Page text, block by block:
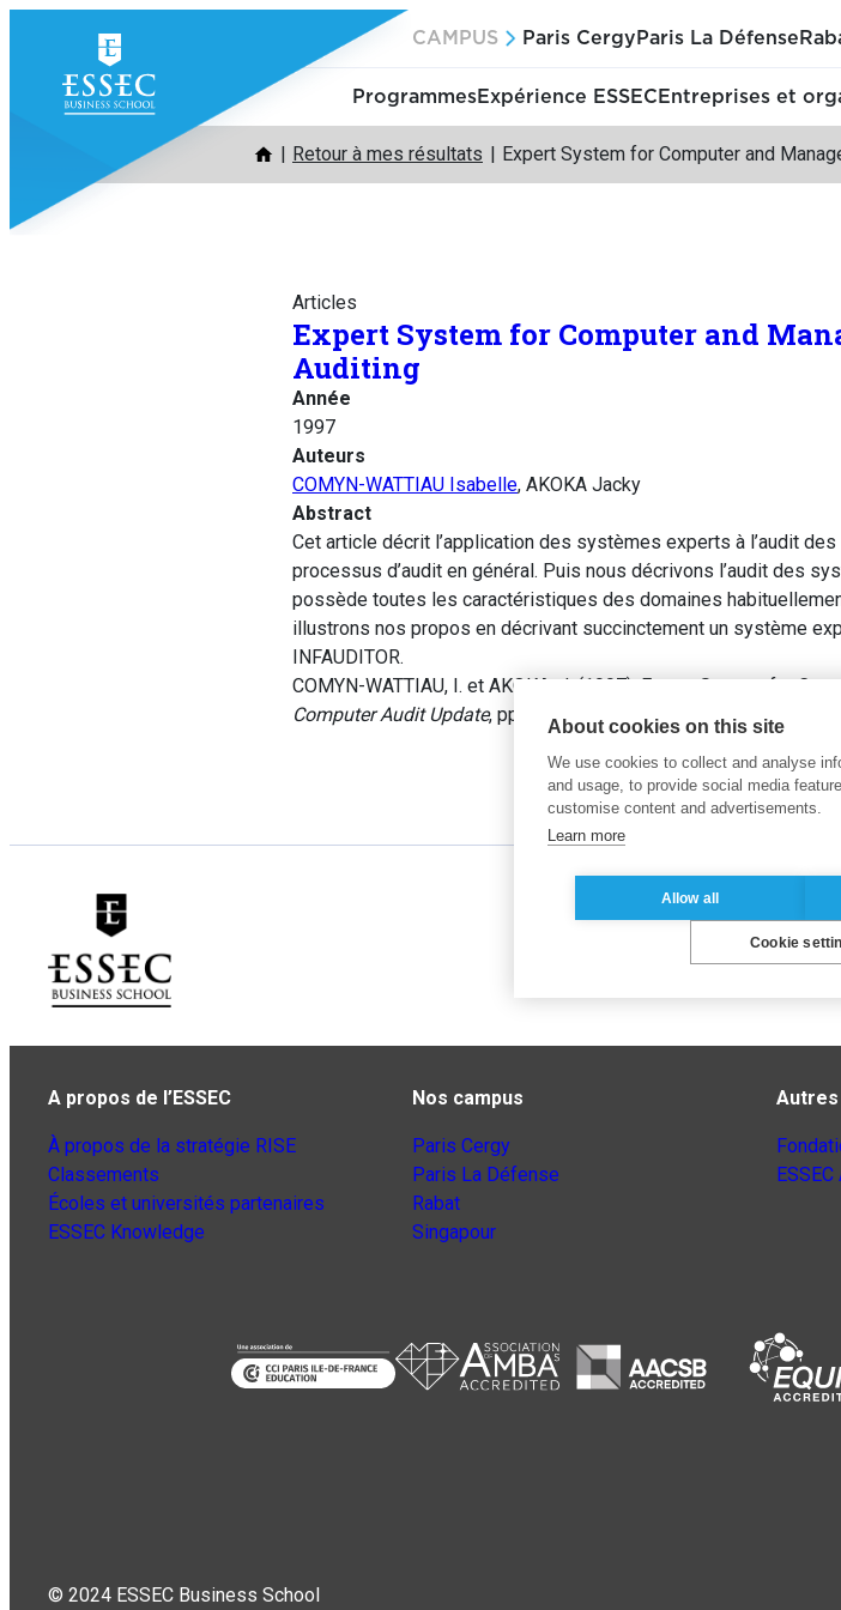
contenu
CAMPUS Paris Cergy Paris La Défense
ProgrammesExpérience ESSEC Entreprises et
Retour à mes résultats Expert System for Computer and
Articles
Expert System for Computer and
Auditing
Année
1997
Auteurs
COMYN-WATTIAU Isabelle, AKOKA Jacky
Abstract
Cet article décrit l’application des systèmes experts à l’audit
processus d’audit en général. Puis nous décrivons l’audit des
possède toutes les caractéristiques des domaines
illustrons nos propos en décrivant succinctement un système
INFAUDITOR.
COMYN-WATTIAU, I. et AKOKA, J. (1997). Expert System for
Computer Audit Update, pp. 17-27.
A propos de l’ESSEC
À propos de la stratégie RISE
Classements
Écoles et universités partenaires
ESSEC Knowledge
Nos campus
Paris Cergy
Paris La Défense
Rabat
Singapour
© 2024 ESSEC Business School
About cookies on this site
We use cookies to collect and analyse
and usage, to provide social media
customise content and advertisements.
Learn more
Allow all
Cookie